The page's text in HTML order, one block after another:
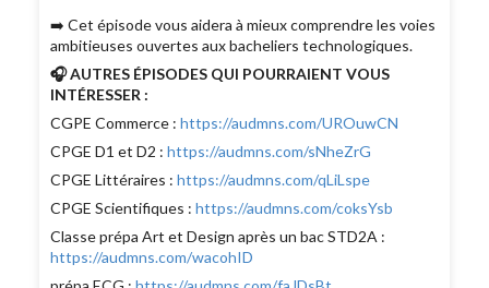
➡️ Cet épisode vous aidera à mieux comprendre les voies
ambitieuses ouvertes aux bacheliers technologiques.
🎧 AUTRES ÉPISODES QUI POURRAIENT VOUS
INTÉRESSER :
CGPE Commerce :https://audmns.com/UROuwCN
CPGE D1 et D2 :https://audmns.com/sNheZrG
CPGE Littéraires :https://audmns.com/qLiLspe
CPGE Scientifiques :https://audmns.com/coksYsb
Classe prépa Art et Design après un bac STD2A :
https://audmns.com/wacohID